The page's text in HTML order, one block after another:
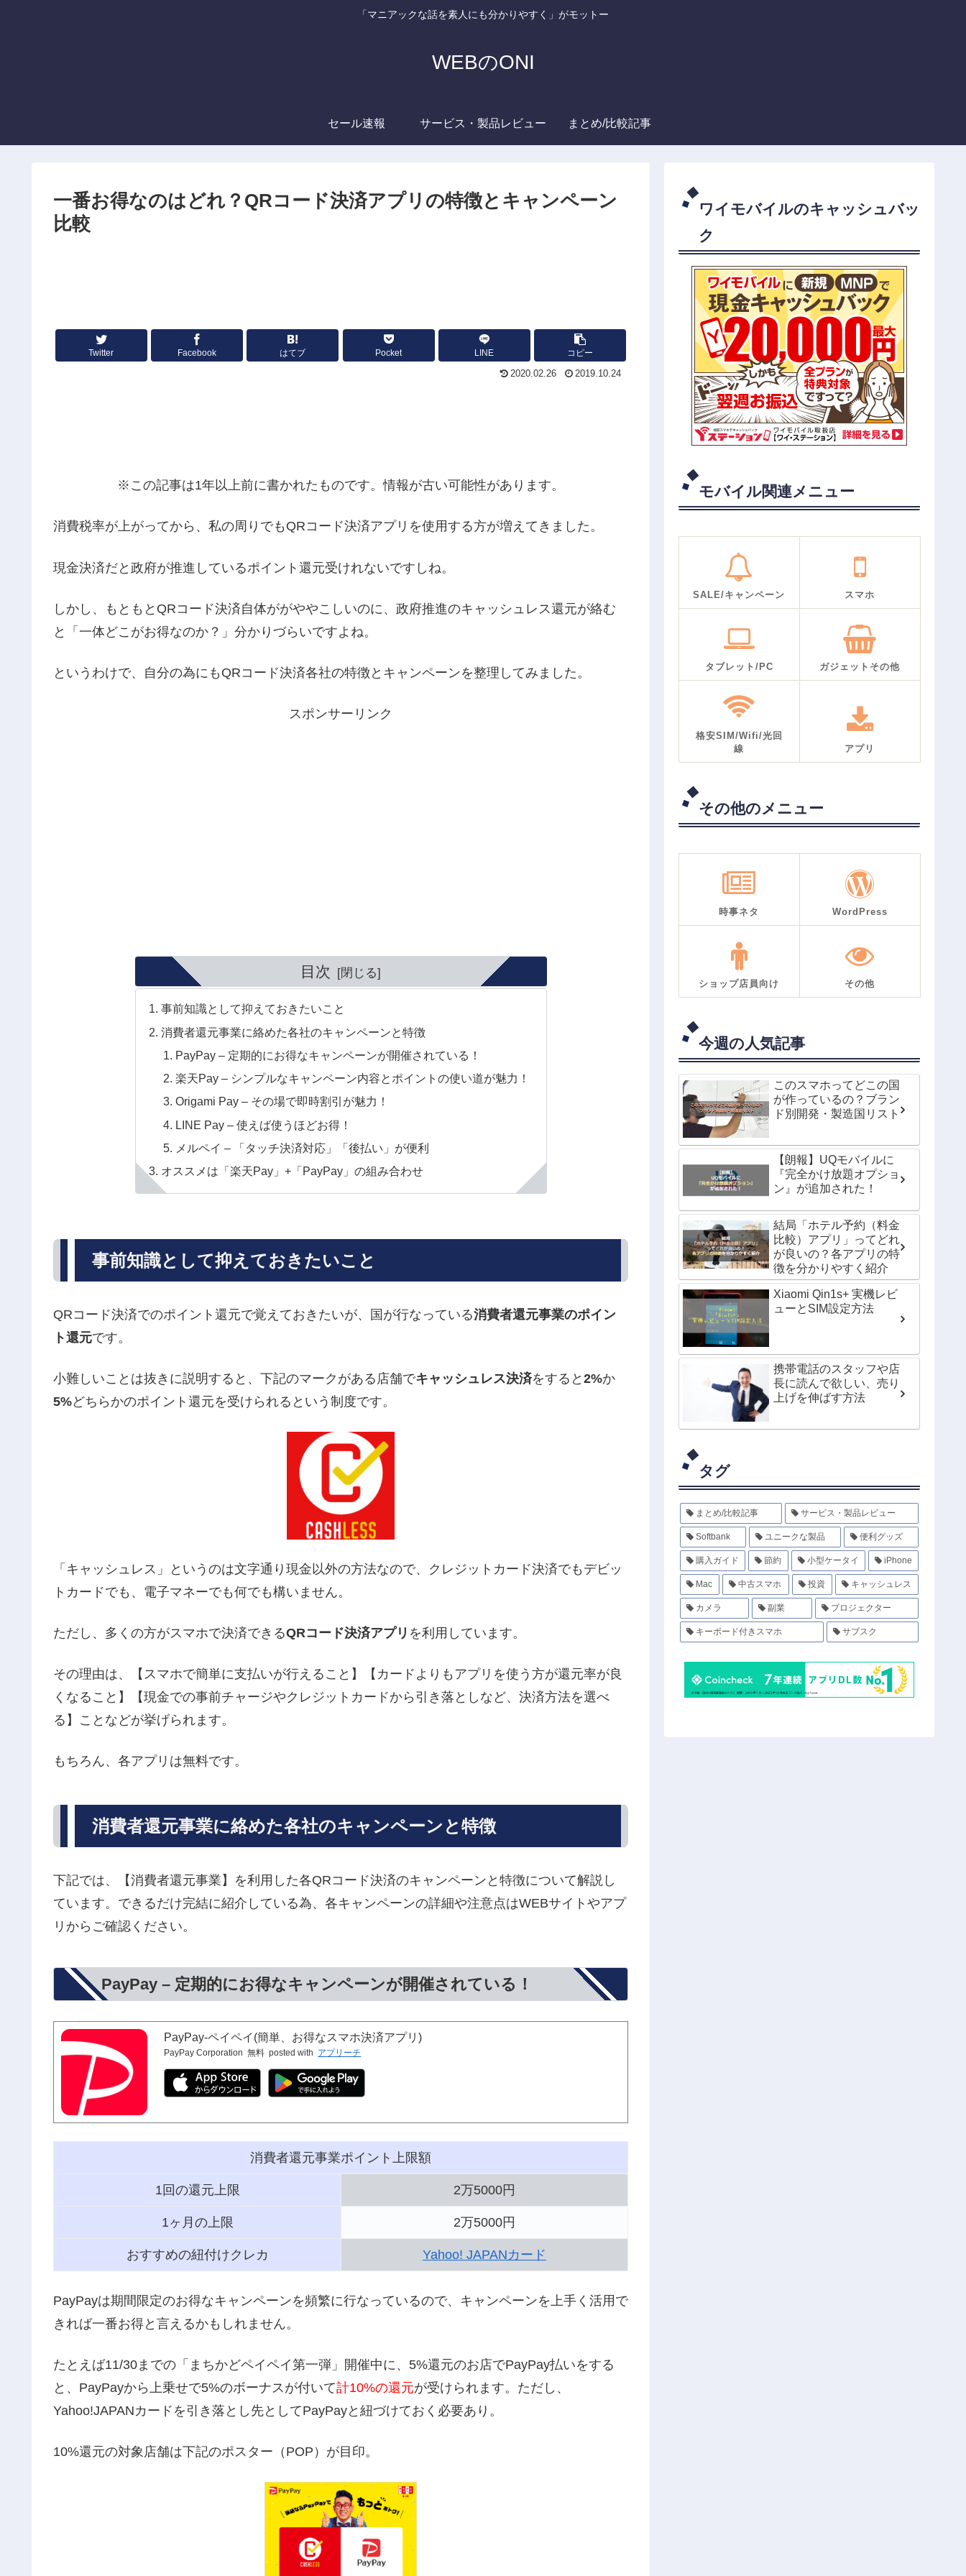
「マニアックな話を素人にも分かりやすく」がモットー
WEBのONI
セール速報 サービス・製品レビュー まとめ/比較記事
一番お得なのはどれ？QRコード決済アプリの特徴とキャンペーン
比較
Twitter Facebook はてブ Pocket LINE コピー
2020.02.26 2019.10.24
※この記事は1年以上前に書かれたものです。情報が古い可能性があります。
消費税率が上がってから、私の周りでもQRコード決済アプリを使用する方が増えてきました。
現金決済だと政府が推進しているポイント還元受けれないですしね。
しかし、もともとQRコード決済自体ががややこしいのに、政府推進のキャッシュレス還元が絡む
と「一体どこがお得なのか？」分かりづらいですよね。
というわけで、自分の為にもQRコード決済各社の特徴とキャンペーンを整理してみました。
スポンサーリンク
目次
事前知識として抑えておきたいこと
消費者還元事業に絡めた各社のキャンペーンと特徴
PayPay – 定期的にお得なキャンペーンが開催されている！
楽天Pay – シンプルなキャンペーン内容とポイントの使い道が魅力！
Origami Pay – その場で即時割引が魅力！
LINE Pay – 使えば使うほどお得！
メルペイ – 「タッチ決済対応」「後払い」が便利
オススメは「楽天Pay」+「PayPay」の組み合わせ
事前知識として抑えておきたいこと
QRコード決済でのポイント還元で覚えておきたいが、国が行なっている消費者還元事業のポイン
ト還元です。
小難しいことは抜きに説明すると、 下記のマークがある店舗でキャッシュレス決済をすると 2%か
5%どちらかのポイント還元を受けられるという制度です。
「キャッシュレス」というのは文字通り現金以外の方法なので、クレジットカード決済でもデビッ
トカードでも、電子マネーでも何でも構いません。
ただし、多くの方がスマホで決済できるQRコード決済アプリ を利用しています。
その理由は、【スマホで簡単に支払いが行えること】【カードよりもアプリを使う方が還元率が良
くなること】【現金での事前チャージやクレジットカードから引き落としなど、決済方法を選べ
る】ことなどが挙げられます。
もちろん、各アプリは無料です。
消費者還元事業に絡めた各社のキャンペーンと特徴
下記では、【消費者還元事業】を利用した各QRコード決済のキャンペーンと特徴について解説し
ています。できるだけ完結に紹介している為、各キャンペーンの詳細や注意点はWEBサイトやアプ
リからご確認ください。
PayPay – 定期的にお得なキャンペーンが開催されている！
PayPay-ペイペイ(簡単、お得なスマホ決済アプリ)
PayPay Corporation 無料 posted with アプリーチ
消費者還元事業ポイント上限額
1回の還元上限 2万5000円
1ヶ月の上限 2万5000円
おすすめの紐付けクレカ Yahoo! JAPANカード
PayPayは期間限定のお得なキャンペーンを頻繁に行なっているので、 キャンペーンを上手く活用で
きれば一番お得と言えるかもしれません。
たとえば11/30までの「まちかどペイペイ第一弾」開催中に、5%還元のお店でPayPay払いをする
と、PayPayから上乗せで5%のボーナスが付いて計10%の還元が受けられます。ただし、
Yahoo!JAPANカードを引き落とし先としてPayPayと紐づけておく必要あり。
10%還元の対象店舗は下記のポスター（POP）が目印。
ワイモバイルのキャッシュバッ
ク
モバイル関連メニュー
SALE/キャンペーン スマホ
タブレット/PC ガジェットその他
格安SIM/Wifi/光回
線
アプリ
その他のメニュー
時事ネタ WordPress
ショップ店員向け その他
今週の人気記事
このスマホってどこの国
が作っているの？ブラン
ド別開発・製造国リスト
【朗報】UQモバイルに
『完全かけ放題オプショ
ン』が追加された！
結局「ホテル予約（料金
比較）アプリ」ってどれ
が良いの？各アプリの特
徴を分かりやすく紹介
Xiaomi Qin1s+ 実機レビ
ューとSIM設定方法
携帯電話のスタッフや店
長に読んで欲しい、売り
上げを伸ばす方法
タグ
まとめ/比較記事 サービス・製品レビュー
Softbank ユニークな製品 便利グッズ
購入ガイド 節約 小型ケータイ iPhone
Mac 中古スマホ 投資 キャッシュレス
カメラ 副業 プロジェクター
キーボード付きスマホ サブスク